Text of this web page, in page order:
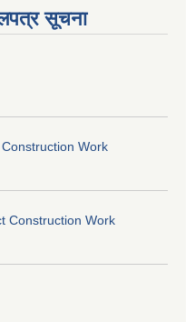
सूचना
Work
Construction Work